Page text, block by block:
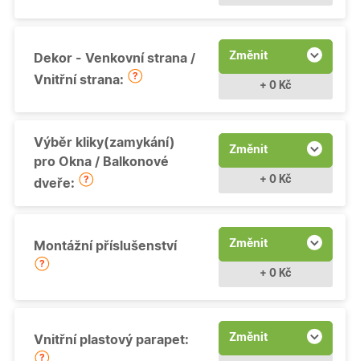
Dekor - Venkovní strana /
Vnitřní strana:
Změnit
+ 0 Kč
Výběr kliky(zamykání)
pro Okna / Balkonové
dveře:
Změnit
+ 0 Kč
Montážní příslušenství Změnit
+ 0 Kč
Vnitřní plastový parapet: Změnit